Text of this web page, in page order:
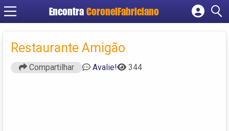
Encontra CoronelFabriciano
Cadastrar empresa
Fazer login
Criar conta
Restaurante Amigão
Compartilhar Avalie! 344